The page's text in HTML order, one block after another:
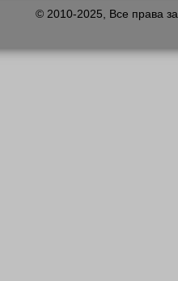
© 2010-2025, Все права